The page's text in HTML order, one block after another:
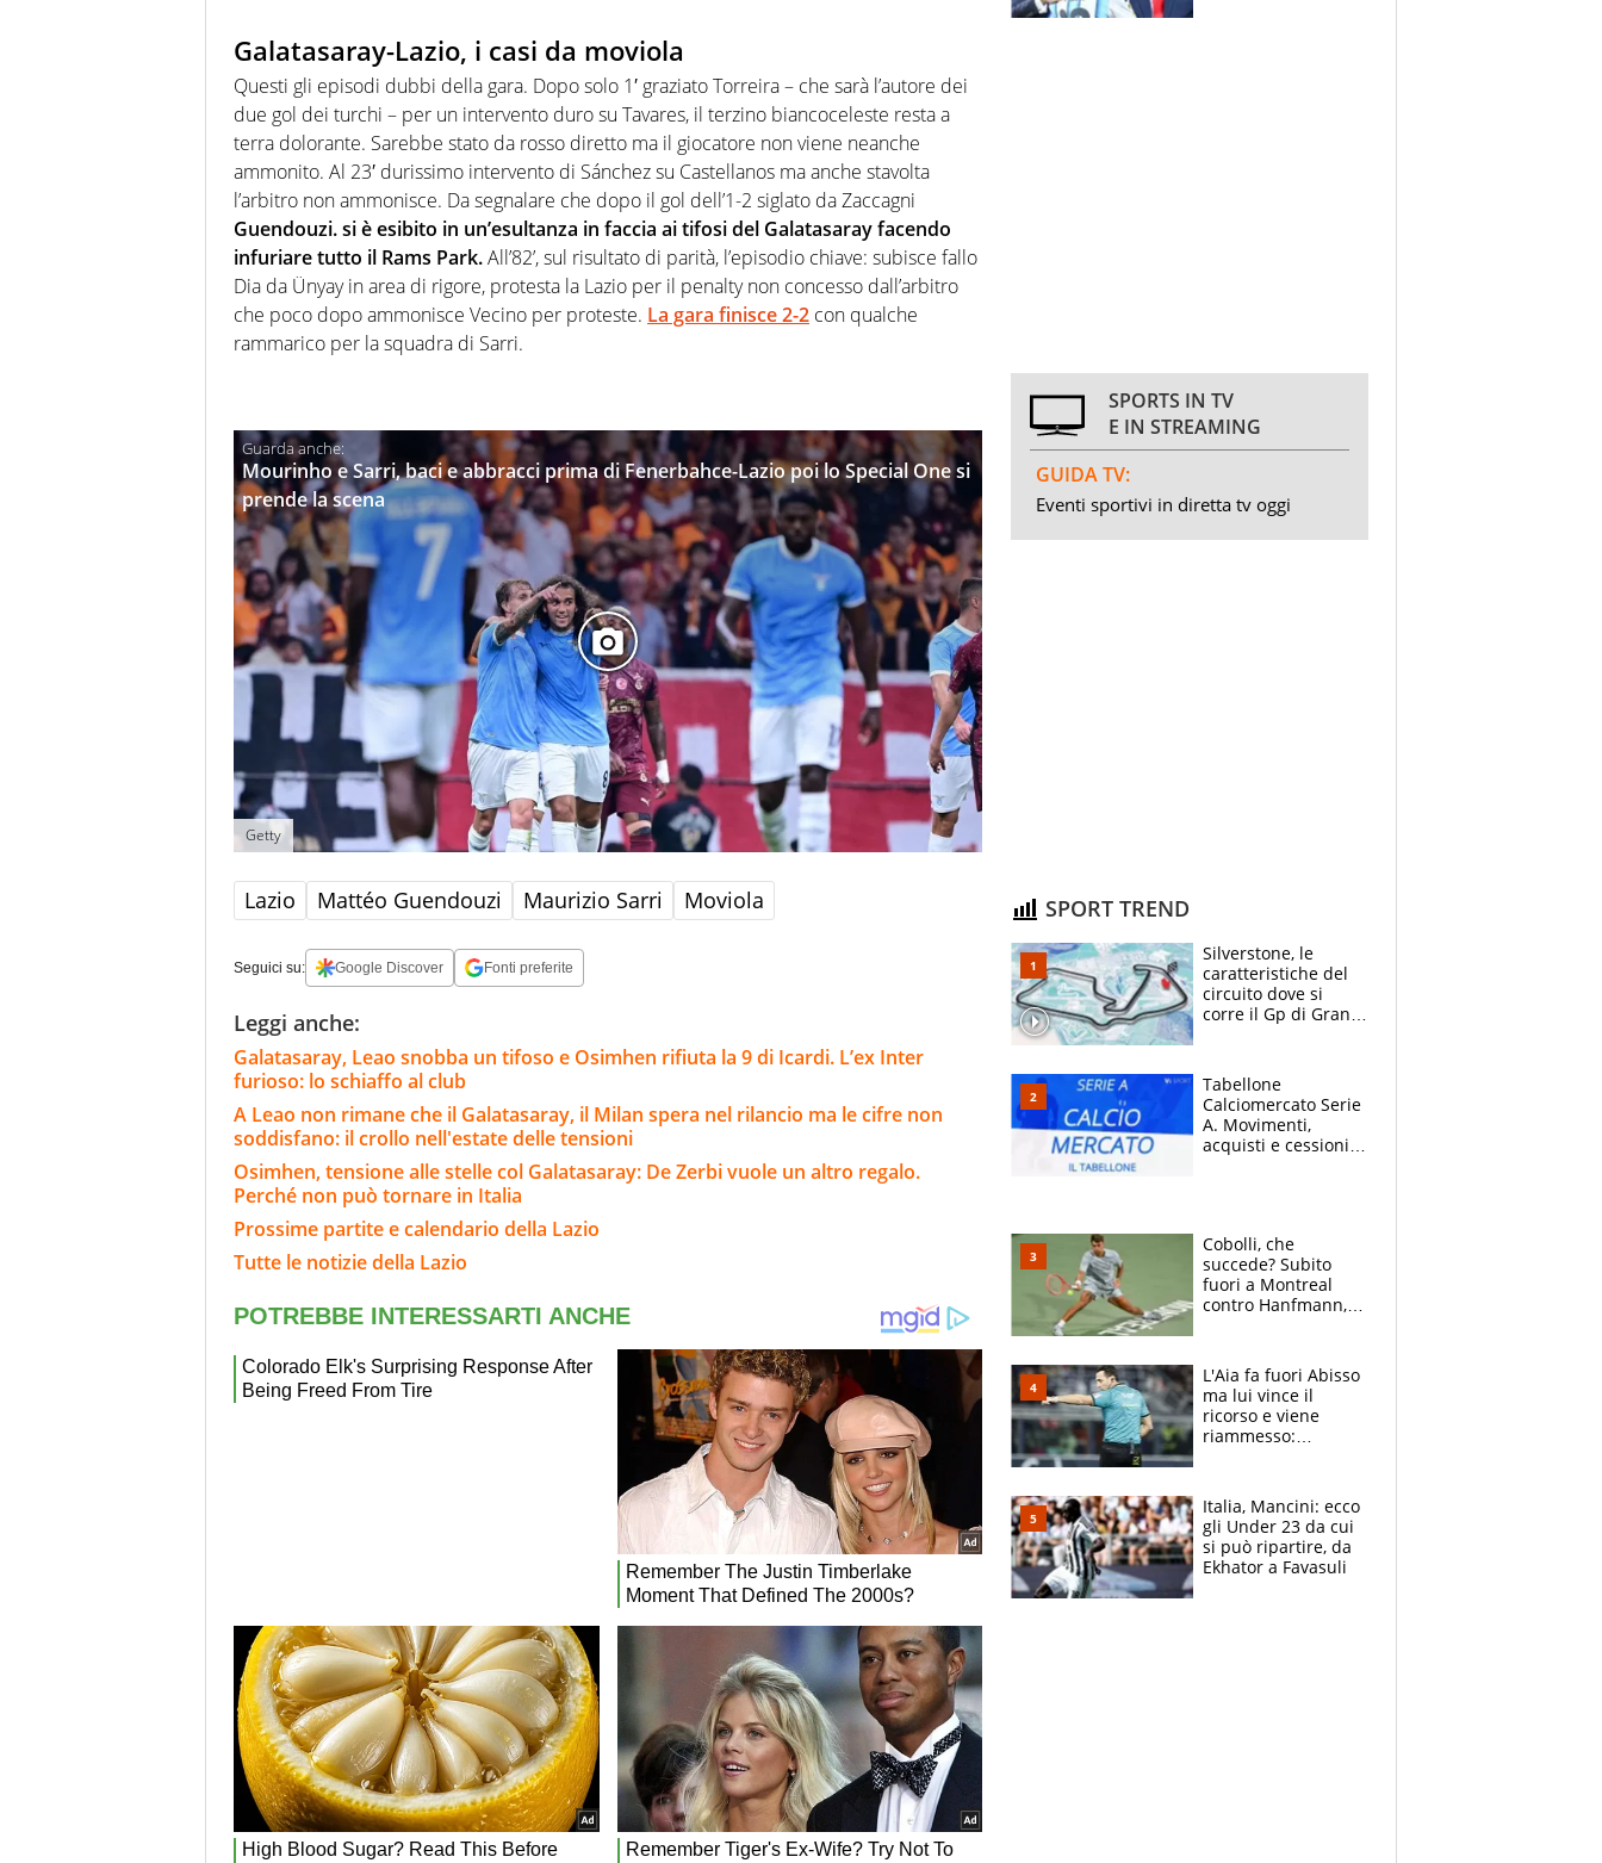
Galatasaray-Lazio, i casi da moviola
Questi gli episodi dubbi della gara. Dopo solo 1′ graziato Torreira – che sarà l’autore dei
due gol dei turchi – per un intervento duro su Tavares, il terzino biancoceleste resta a
terra dolorante. Sarebbe stato da rosso diretto ma il giocatore non viene neanche
ammonito. Al 23′ durissimo intervento di Sánchez su Castellanos ma anche stavolta
l’arbitro non ammonisce. Da segnalare che dopo il gol dell’1-2 siglato da Zaccagni
Guendouzi.si è esibito in un’esultanza in faccia ai tifosi del Galatasaray facendo
infuriare tutto il Rams Park.All’82’, sul risultato di parità, l’episodio chiave: subisce fallo
Dia da Ünyay in area di rigore, protesta la Lazio per il penalty non concesso dall’arbitro
che poco dopo ammonisce Vecino per proteste. La gara finisce 2-2 con qualche
rammarico per la squadra di Sarri.
Mourinho e Sarri, baci e abbracci prima di Fenerbahce-Lazio poi lo Special One si
prende la scena
Getty
Lazio Mattéo Guendouzi Maurizio Sarri Moviola
Seguici su: Google Discover Fonti preferite
Leggi anche:
Galatasaray, Leao snobba un tifoso e Osimhen rifiuta la 9 di Icardi. L’ex Inter
furioso: lo schiaffo al club
A Leao non rimane che il Galatasaray, il Milan spera nel rilancio ma le cifre non
soddisfano: il crollo nell'estate delle tensioni
Osimhen, tensione alle stelle col Galatasaray: De Zerbi vuole un altro regalo.
Perché non può tornare in Italia
Prossime partite e calendario della Lazio
Tutte le notizie della Lazio
SPORTS IN TV
E IN STREAMING
GUIDA TV:
Eventi sportivi in diretta tv oggi
SPORT TREND
Silverstone, le
caratteristiche del
circuito dove si
corre il Gp di Gran
Tabellone
Calciomercato Serie
A. Movimenti,
acquisti e cessioni:
Cobolli, che
succede? Subito
fuori a Montreal
contro Hanfmann,
L'Aia fa fuori Abisso
ma lui vince il
ricorso e viene
riammesso:
Italia, Mancini: ecco
gli Under 23 da cui
si può ripartire, da
Ekhator a Favasuli